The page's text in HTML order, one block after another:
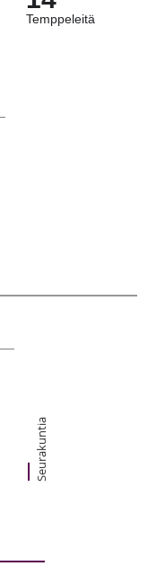
Temppeleitä
Seurakuntia